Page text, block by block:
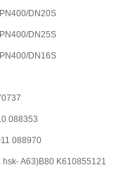
DN20S
DN25S
DN16S
088353
088970
hsk- A63)B80 K610855121